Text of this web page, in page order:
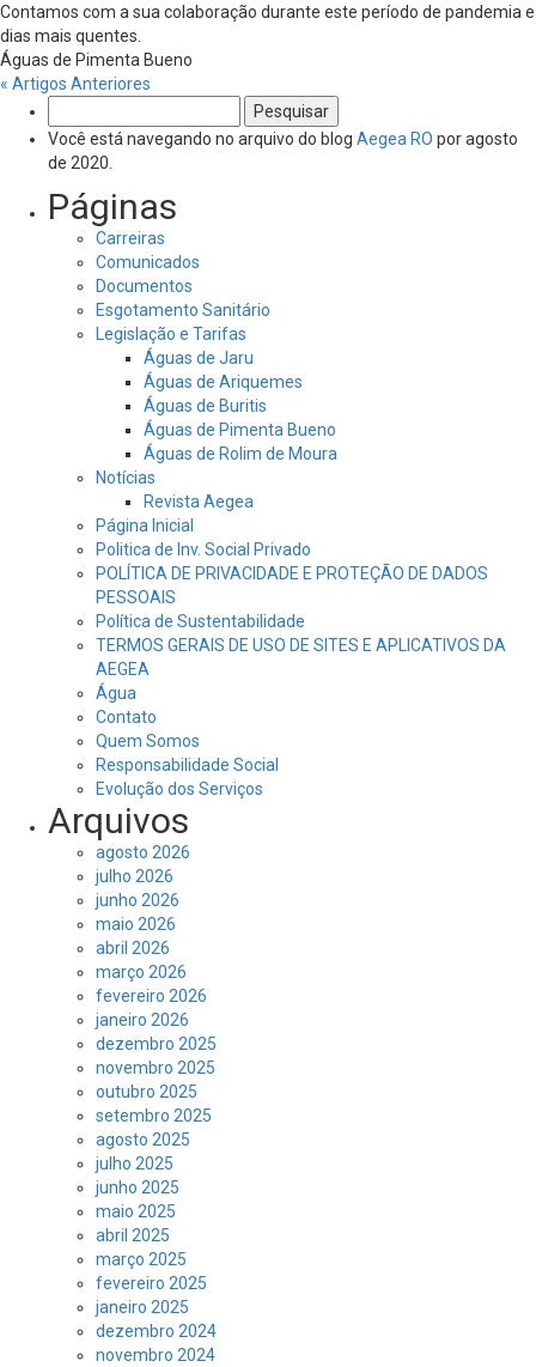
Contamos com a sua colaboração durante este período de pandemia e
dias mais quentes.
Águas de Pimenta Bueno
« Artigos Anteriores
por:
Você está navegando no arquivo do blog Aegea RO por agosto
de 2020.
Páginas
Carreiras
Comunicados
Documentos
Esgotamento Sanitário
Legislação e Tarifas
Águas de Jaru
Águas de Ariquemes
Águas de Buritis
Águas de Pimenta Bueno
Águas de Rolim de Moura
Notícias
Revista Aegea
Página Inicial
Politica de Inv. Social Privado
POLÍTICA DE PRIVACIDADE E PROTEÇÃO DE DADOS
PESSOAIS
Política de Sustentabilidade
TERMOS GERAIS DE USO DE SITES E APLICATIVOS DA
AEGEA
Água
Contato
Quem Somos
Responsabilidade Social
Evolução dos Serviços
Arquivos
agosto 2026
julho 2026
junho 2026
maio 2026
abril 2026
março 2026
fevereiro 2026
janeiro 2026
dezembro 2025
novembro 2025
outubro 2025
setembro 2025
agosto 2025
julho 2025
junho 2025
maio 2025
abril 2025
março 2025
fevereiro 2025
janeiro 2025
dezembro 2024
novembro 2024